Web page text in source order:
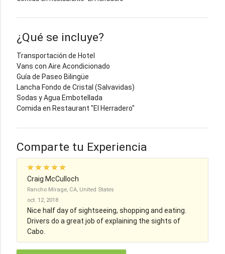
¿Qué se incluye?
Transportación de Hotel
Vans con Aire Acondicionado
Guía de Paseo Bilingüe
Lancha Fondo de Cristal (Salvavidas)
Sodas y Agua Embotellada
Comida en Restaurant "El Herradero"
Comparte tu Experiencia
Craig McCulloch
Rancho Mirage, CA, United States
oct. 12, 2018
Nice half day of sightseeing, shopping and eating.
Drivers do a great job of explaining the sights of
Cabo.